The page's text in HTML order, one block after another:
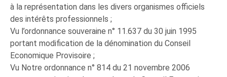
à la représentation dans les divers organismes officiels
des intérêts professionnels ;
Vu l’ordonnance souveraine n° 11.637 du 30 juin 1995
portant modification de la dénomination du Conseil
Economique Provisoire ;
Vu Notre ordonnance n° 814 du 21 novembre 2006